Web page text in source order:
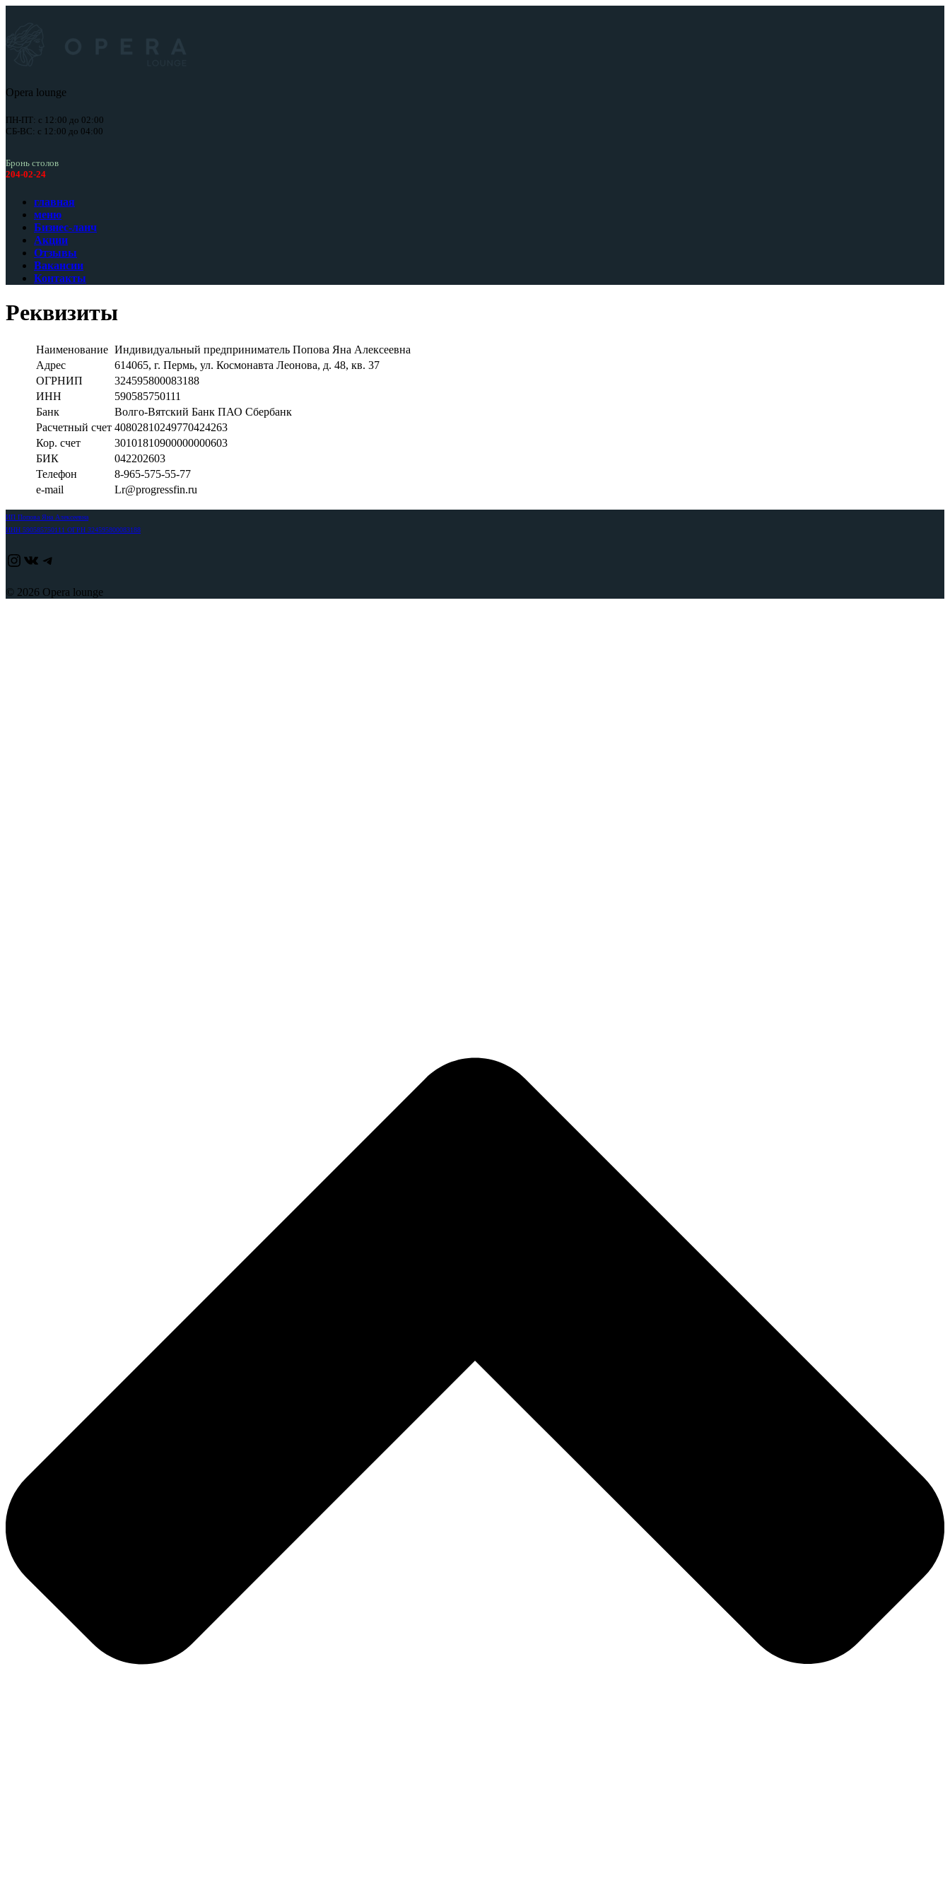
Opera lounge
ПН-ПТ: с 12:00 до 02:00
СБ-ВС: с 12:00 до 04:00
Бронь столов
204-02-24
главная
меню
Бизнес-ланч
Акции
Отзывы
Вакансии
Контакты
Реквизиты
Наименование Индивидуальный предприниматель Попова Яна Алексеевна
Адрес
614065, г. Пермь, ул. Космонавта Леонова, д. 48, кв. 37
ОГРНИП
324595800083188
ИНН
590585750111
Банк
Волго-Вятский Банк ПАО Сбербанк
Расчетный счет 40802810249770424263
Кор. счет
30101810900000000603
БИК
042202603
Телефон
8-965-575-55-77
e-mail
Lr@progressfin.ru
ИП Попова Яна Алексеевна
ИНН 590585750111 ОГРН 324595800083188
https://www.instagram.com/adjika_perm/
ВКонтакте
Telegram
© 2026 Opera lounge